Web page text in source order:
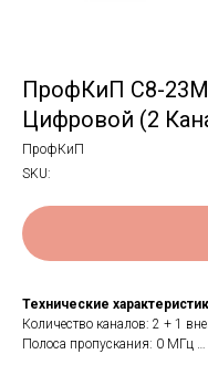
ПрофКиП С8-
Цифровой (2
ПрофКиП
SKU:
Технические
Количество каналов: 2 + 1
Полоса пропускания: 0 МГц